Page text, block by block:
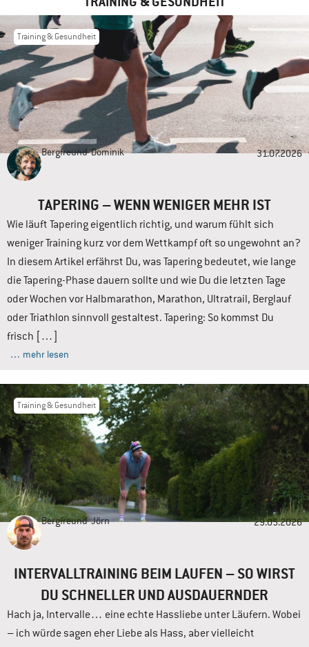
Training & Gesundheit
Bergfreund Dominik 31.07.2026
TAPERING – WENN WENIGER MEHR IST
Wie läuft Tapering eigentlich richtig, und warum fühlt sich
weniger Training kurz vor dem Wettkampf oft so ungewohnt an?
In diesem Artikel erfährst Du, was Tapering bedeutet, wie lange
die Tapering-Phase dauern sollte und wie Du die letzten Tage
oder Wochen vor Halbmarathon, Marathon, Ultratrail, Berglauf
oder Triathlon sinnvoll gestaltest. Tapering: So kommst Du
frisch […]
… mehr lesen
Training & Gesundheit
Bergfreund Jörn 29.05.2026
INTERVALLTRAINING BEIM LAUFEN – SO WIRST
DU SCHNELLER UND AUSDAUERNDER
Hach ja, Intervalle… eine echte Hassliebe unter Läufern. Wobei
– ich würde sagen eher Liebe als Hass, aber vielleicht